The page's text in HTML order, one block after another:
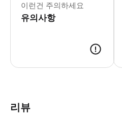
이런건 주의하세요
유의사항
리뷰